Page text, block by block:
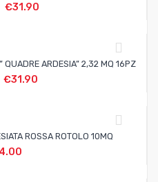
€31.90
QUADRE ARDESIA” 2,32 MQ 16PZ
€31.90
ROSSA ROTOLO 10MQ